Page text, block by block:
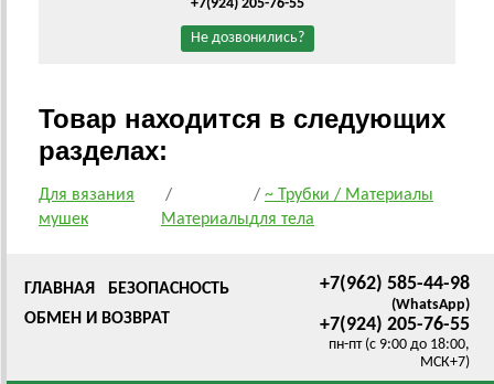
+7(924) 205-76-55
Не дозвонились?
Товар находится в следующих
разделах:
Для вязания
мушек
/
Материалы
/ ~ Трубки / Материалы
для тела
+7(962) 585-44-98
(WhatsApp)
+7(924) 205-76-55
пн-пт (с 9:00 до 18:00,
МСК+7)
ГЛАВНАЯ
БЕЗОПАСНОСТЬ
ОБМЕН И ВОЗВРАТ